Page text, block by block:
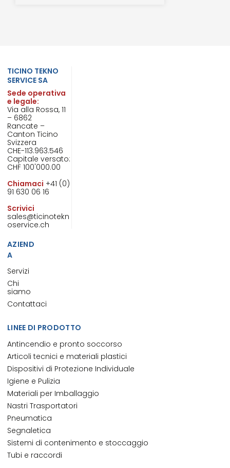
TICINO TEKNO
SERVICE SA
Sede operativa
e legale:
Via alla Rossa, 11
– 6862
Rancate –
Canton Ticino
Svizzera
CHE-113.963.546
Capitale versato:
CHF 100'000.00
Chiamaci +41 (0)
91 630 06 16
Scrivici
sales@ticinotekn
oservice.ch
AZIEND
A
Servizi
Chi
siamo
Contattaci
LINEE DI PRODOTTO
Antincendio e pronto soccorso
Articoli tecnici e materiali plastici
Dispositivi di Protezione Individuale
Igiene e Pulizia
Materiali per Imballaggio
Nastri Trasportatori
Pneumatica
Segnaletica
Sistemi di contenimento e stoccaggio
Tubi e raccordi